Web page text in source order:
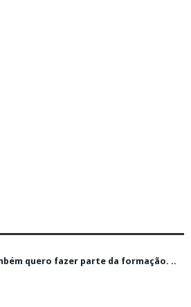
quero fazer parte da formação. ..